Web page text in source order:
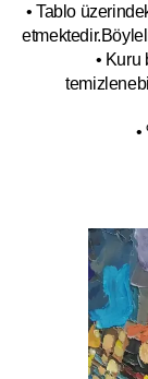
• Tablo
• Kuru
•